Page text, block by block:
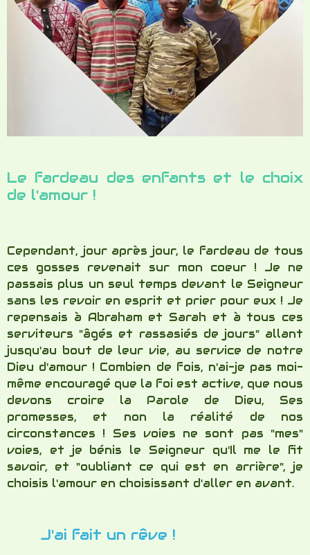
Cependant, jour après jour, le fardeau de tous
ces gosses revenait sur mon coeur ! Je ne
passais plus un seul temps devant le Seigneur
sans les revoir en esprit et prier pour eux ! Je
repensais à Abraham et Sarah et à tous ces
serviteurs "âgés et rassasiés de jours" allant
jusqu'au bout de leur vie, au service de notre
Dieu d'amour ! Combien de fois, n'ai-je pas moi-
devons croire la Parole de Dieu, Ses
promesses, et non la réalité de nos
choisis l'amour en choisissant d'aller en avant.
J'ai fait un rêve !
Il y a déjà bien des années, j'eus un songe où
je me voyais avancer sur un chemin, avec un
nouveau manteau d'onction ! Je ne puis donner
ici tous les détails, mais ce qui me marqua le
plus était l'aisance dans laquelle j'avançais et
le fait que je n'avais pas mal aux pieds ( ceux-ci
étant toujours très sensibles !) Le Seigneur
dit que si la prophétie tarde, de ne pas douter
mais de l'attendre, car certainement elle